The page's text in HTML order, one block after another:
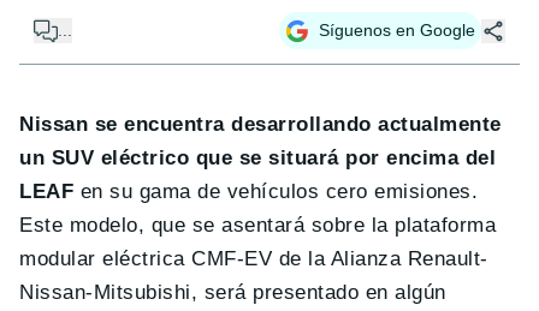
... Síguenos en Google
Nissan se encuentra desarrollando actualmente
un SUV eléctrico que se situará por encima del
LEAF en su gama de vehículos cero emisiones.
Este modelo, que se asentará sobre la plataforma
modular eléctrica CMF-EV de la Alianza Renault-
Nissan-Mitsubishi, será presentado en algún